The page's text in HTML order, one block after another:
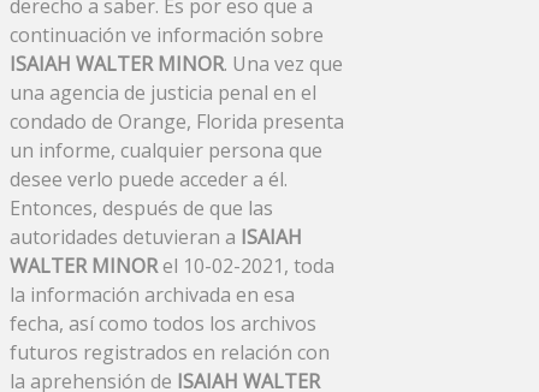
derecho a saber. Es por eso que a
continuación ve información sobre
ISAIAH WALTER MINOR. Una vez que
una agencia de justicia penal en el
condado de Orange, Florida presenta
un informe, cualquier persona que
desee verlo puede acceder a él.
Entonces, después de que las
autoridades detuvieran a ISAIAH
WALTER MINORel 10-02-2021, toda
la información archivada en esa
fecha, así como todos los archivos
futuros registrados en relación con
la aprehensión de ISAIAH WALTER